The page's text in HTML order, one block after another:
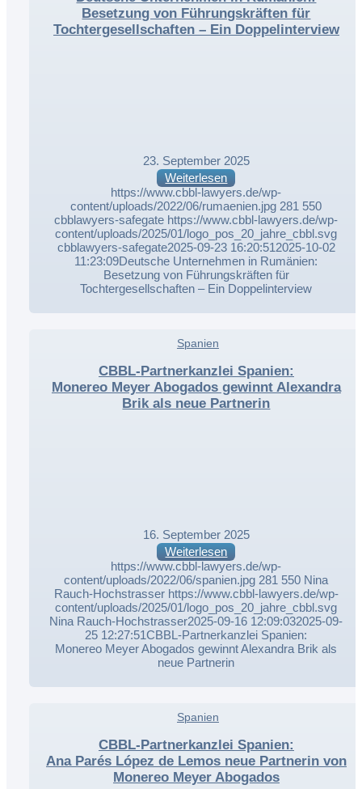
Besetzung von Führungskräften für
Tochtergesellschaften – Ein Doppelinterview
23. September 2025
Weiterlesen
https://www.cbbl-lawyers.de/wp-
content/uploads/2022/06/rumaenien.jpg 281 550
cbblawyers-safegate https://www.cbbl-lawyers.de/wp-
content/uploads/2025/01/logo_pos_20_jahre_cbbl.svg
cbblawyers-safegate2025-09-23 16:20:512025-10-02
11:23:09Deutsche Unternehmen in Rumänien:
Besetzung von Führungskräften für
Tochtergesellschaften – Ein Doppelinterview
CBBL-Partnerkanzlei Spanien:
Monereo Meyer Abogados gewinnt Alexandra
Brik als neue Partnerin
Spanien
16. September 2025
Weiterlesen
https://www.cbbl-lawyers.de/wp-
content/uploads/2022/06/spanien.jpg 281 550 Nina
Rauch-Hochstrasser https://www.cbbl-lawyers.de/wp-
content/uploads/2025/01/logo_pos_20_jahre_cbbl.svg
Nina Rauch-Hochstrasser2025-09-16 12:09:032025-09-
25 12:27:51CBBL-Partnerkanzlei Spanien:
Monereo Meyer Abogados gewinnt Alexandra Brik als
neue Partnerin
CBBL-Partnerkanzlei Spanien:
Ana Parés López de Lemos neue Partnerin von
Monereo Meyer Abogados
Spanien